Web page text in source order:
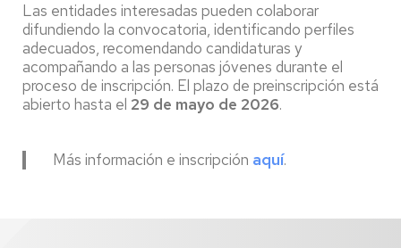
Las entidades interesadas pueden colaborar
difundiendo la convocatoria, identificando perfiles
adecuados, recomendando candidaturas y
acompañando a las personas jóvenes durante el
proceso de inscripción. El plazo de preinscripción está
abierto hasta el 29 de mayo de 2026.
Más información e inscripción aquí.